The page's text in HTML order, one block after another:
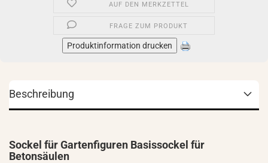
AUF DEN MERKZETTEL
FRAGE ZUM PRODUKT
Produktinformation drucken
Beschreibung
Sockel für Gartenfiguren Basissockel für
Betonsäulen